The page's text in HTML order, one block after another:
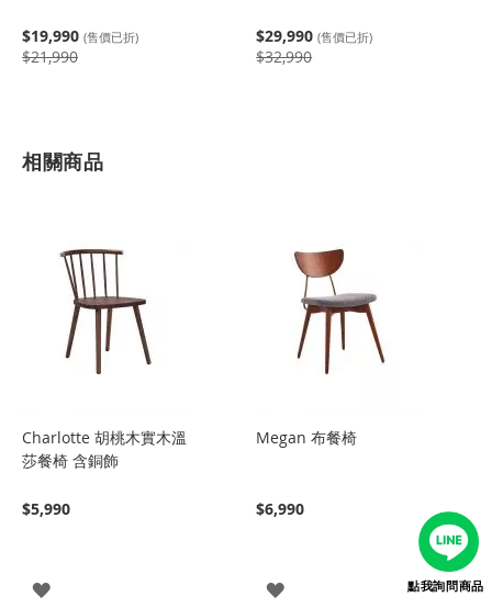
$19,990 (售價已折)
$21,990
$29,990 (售價已折)
$32,990
相關商品
Charlotte 胡桃木實木溫
莎餐椅 含銅飾
$5,990
登
Megan 布餐椅
$6,990
登
點我詢問商品